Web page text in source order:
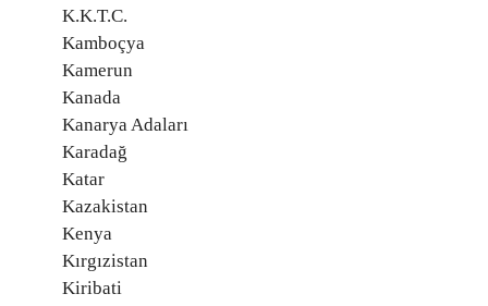
K.K.T.C.
Kamboçya
Kamerun
Kanada
Kanarya Adaları
Karadağ
Katar
Kazakistan
Kenya
Kırgızistan
Kiribati